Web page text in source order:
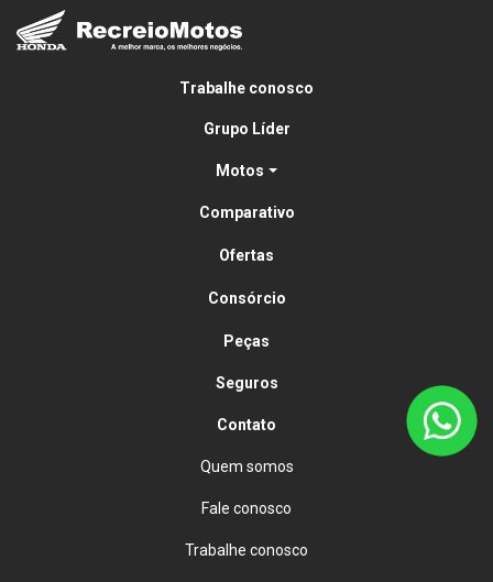
Trabalhe conosco
Grupo Líder
Motos
Comparativo
Ofertas
Consórcio
Peças
Seguros
Contato
Quem somos
Fale conosco
Trabalhe conosco